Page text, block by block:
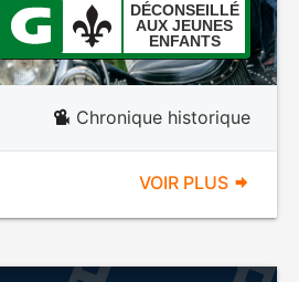
DÉCONSEILLÉ
AUX JEUNES
ENFANTS
Chronique historique
VOIR PLUS